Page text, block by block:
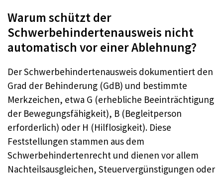
Warum schützt der
Schwerbehindertenausweis nicht
automatisch vor einer Ablehnung?
Der Schwerbehindertenausweis dokumentiert den
Grad der Behinderung (GdB) und bestimmte
Merkzeichen, etwa G (erhebliche Beeinträchtigung
der Bewegungsfähigkeit), B (Begleitperson
erforderlich) oder H (Hilflosigkeit). Diese
Feststellungen stammen aus dem
Schwerbehindertenrecht und dienen vor allem
Nachteilsausgleichen, Steuervergünstigungen oder